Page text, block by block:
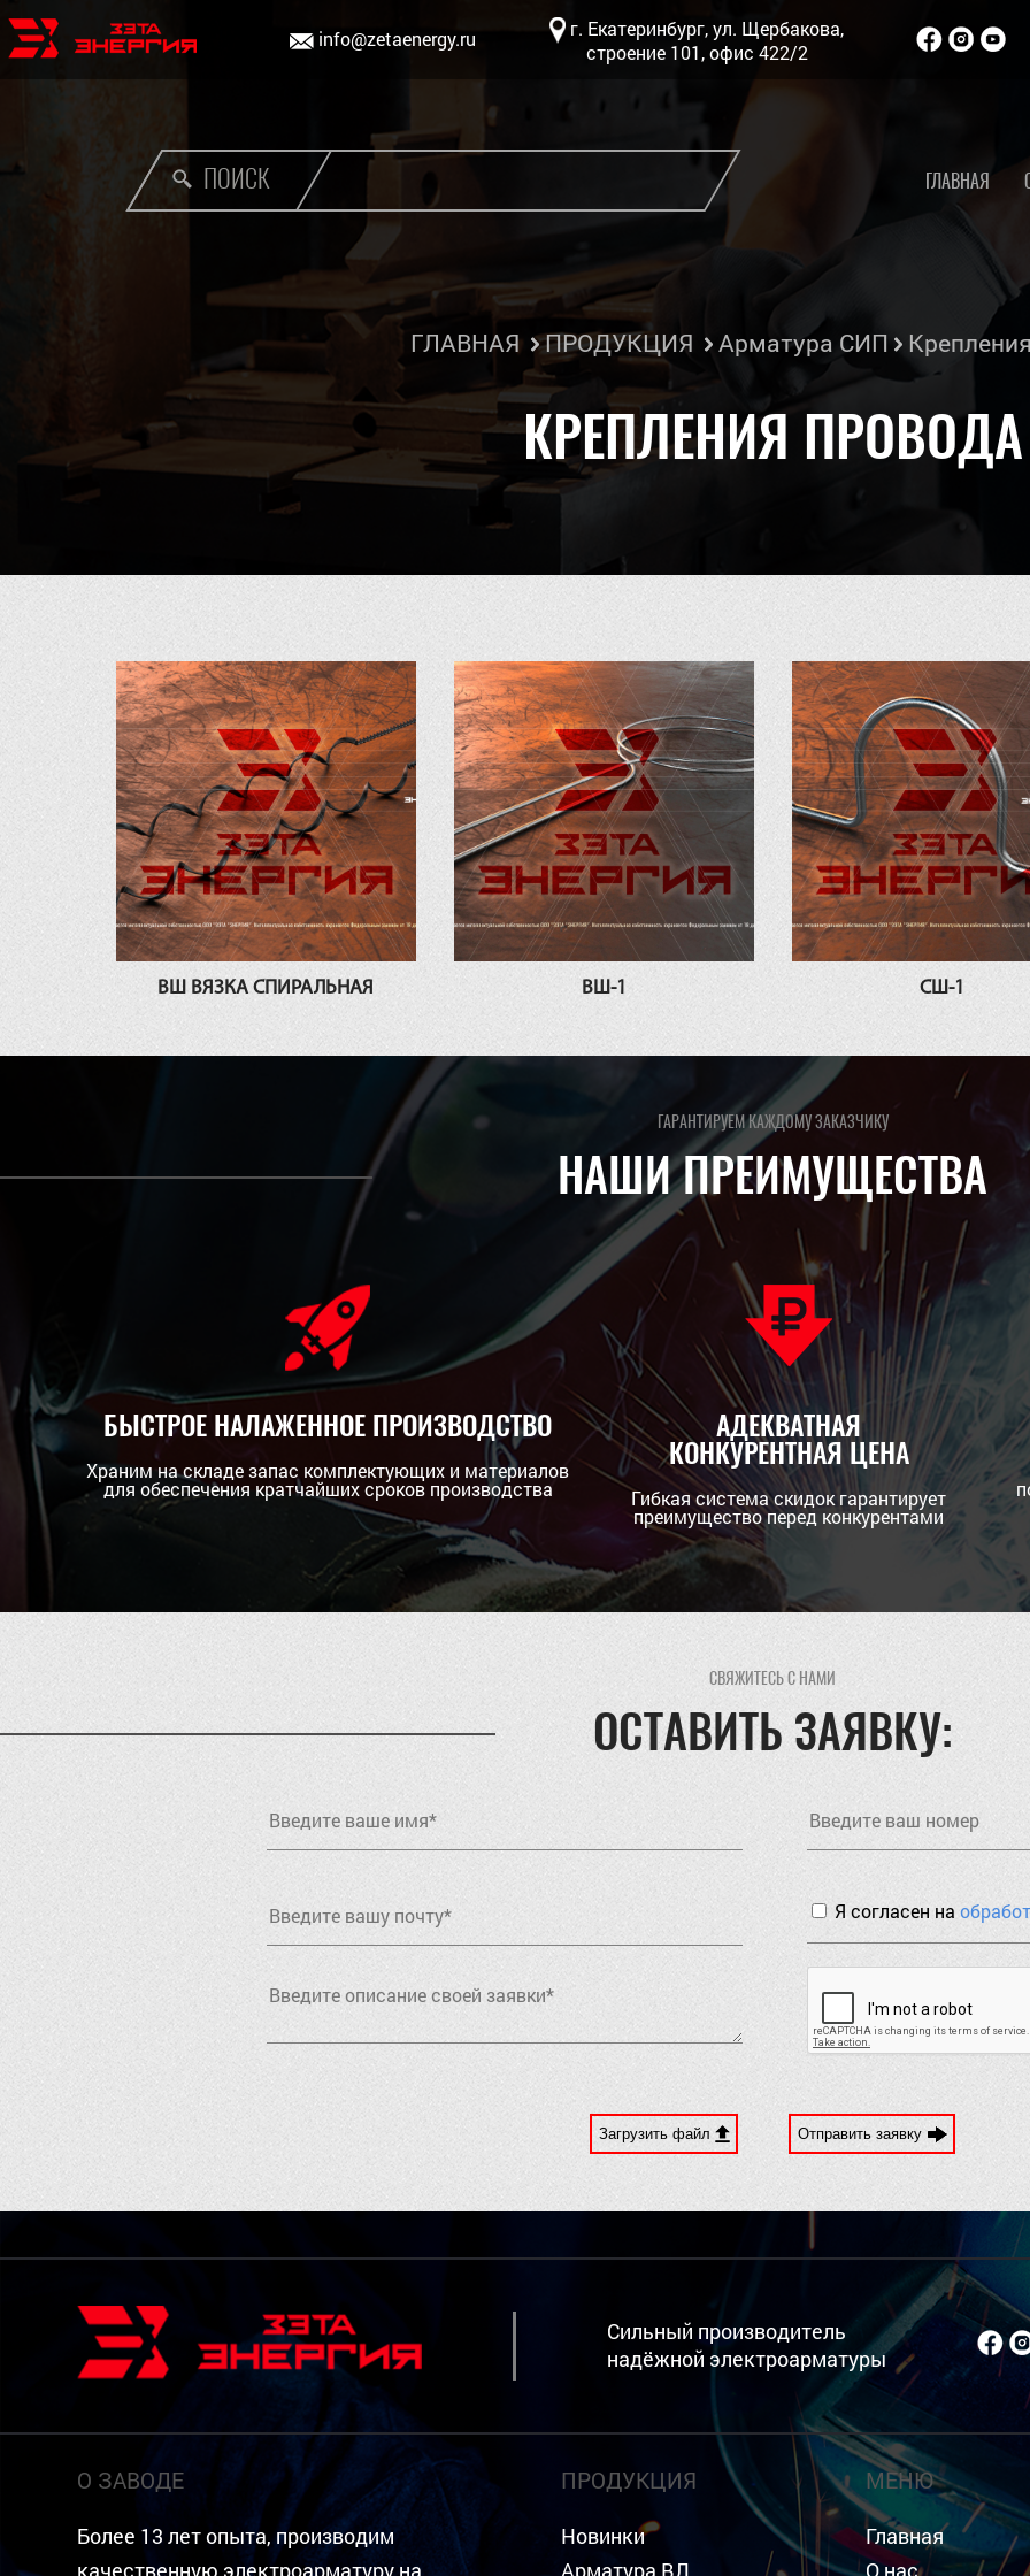
info@zetaenergy.ru
г. Екатеринбург, ул. Щербакова,
строение 101, офис 422/2
ПОИСК ГЛАВНАЯ
ГЛАВНАЯ ПРОДУКЦИЯ Арматура СИП
КРЕПЛЕНИЯ ПРОВОДА
ВШ ВЯЗКА СПИРАЛЬНАЯ ВШ-1 СШ-1
ГАРАНТИРУЕМ КАЖДОМУ ЗАКАЗЧИКУ
НАШИ ПРЕИМУЩЕСТВА
БЫСТРОЕ НАЛАЖЕННОЕ ПРОИЗВОДСТВО
Храним на складе запас комплектующих и материалов
для обеспечения кратчайших сроков производства
АДЕКВАТНАЯ
КОНКУРЕНТНАЯ ЦЕНА
Гибкая система скидок гарантирует
преимущество перед конкурентами
СВЯЖИТЕСЬ С НАМИ
ОСТАВИТЬ ЗАЯВКУ:
Я согласен на
Загрузить файл Отправить заявку
Сильный производитель
надёжной электроарматуры
О ЗАВОДЕ
Более 13 лет опыта, производим
качественную электроарматуру на
ПРОДУКЦИЯ
Новинки
Арматура ВЛ
МЕНЮ
Главная
О нас